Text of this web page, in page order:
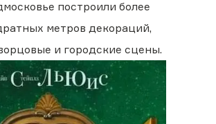
построили более
метров декораций,
и городские сцены.